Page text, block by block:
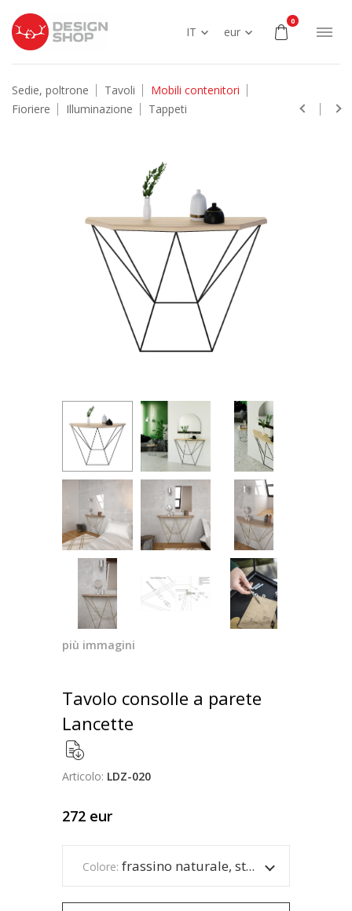
IT eur
0
Sedie, poltrone Tavoli
Mobili contenitori
Fioriere
Illuminazione Tappeti
più immagini
Tavolo consolle a parete
Lancette
Articolo: LDZ-020
272 eur
Colore: frassino naturale, struttura nera